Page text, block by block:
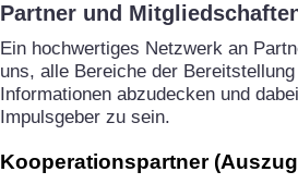
Partner und
Ein hochwertiges Netzwerk an
uns, alle Bereiche der
Informationen abzudecken und
Impulsgeber zu sein.
Kooperationspartner